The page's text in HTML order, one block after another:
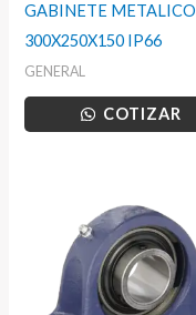
GABINETE METALICO
300X250X150 IP66
GENERAL
COTIZAR